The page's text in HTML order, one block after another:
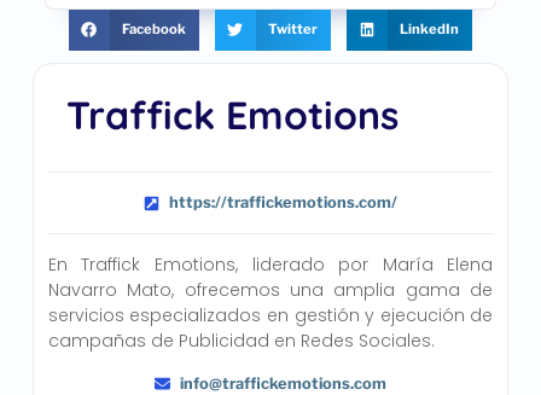
Traffick Emotions
https://traffickemotions.com/
En Traffick Emotions, liderado por María Elena
Navarro Mato, ofrecemos una amplia gama de
servicios especializados en gestión y ejecución de
campañas de Publicidad en Redes Sociales.
info@traffickemotions.com
Facebook Twitter LinkedIn